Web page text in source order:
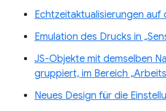
Echtzeitaktualisierungen auf
Emulation des Drucks in
JS-Objekte mit demselben
gruppiert, im Bereich
Neues Design für die